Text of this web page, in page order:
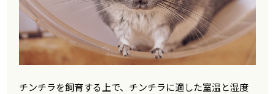
チンチラを飼育する上で、チンチラに適した室温と湿度